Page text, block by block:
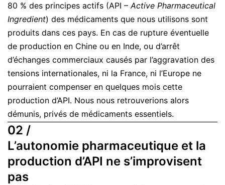
80 % des principes actifs (API –Active Pharmaceutical
Ingredient) des médicaments que nous utilisons sont
produits dans ces pays. En cas de rupture éventuelle
de production en Chine ou en Inde, ou d’arrêt
d’échanges commerciaux causés par l’aggravation des
tensions internationales, ni la France, ni l’Europe ne
pourraient compenser en quelques mois cette
production d’API. Nous nous retrouverions alors
démunis, privés de médicaments essentiels.
02 /
L’autonomie pharmaceutique et la
production d’API ne s’improvisent
pas